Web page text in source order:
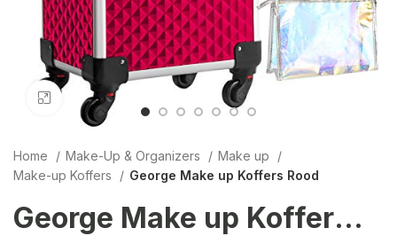
Click to enlarge
Home Make-Up & Organizers
Make up
Make-up Koffers
George Make up Koffers Rood
George Make up Koffers Rood